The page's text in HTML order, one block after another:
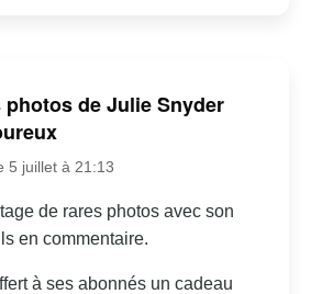
photos de Julie Snyder
5 juillet à 21:13
de rares photos avec son
en commentaire.
à ses abonnés un cadeau